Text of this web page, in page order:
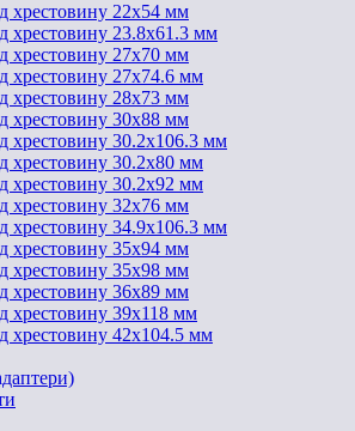
хрестовину 22х54 мм
хрестовину 23.8х61.3 мм
хрестовину 27х70 мм
хрестовину 27х74.6 мм
хрестовину 28х73 мм
хрестовину 30х88 мм
хрестовину 30.2х106.3 мм
хрестовину 30.2х80 мм
хрестовину 30.2х92 мм
хрестовину 32х76 мм
хрестовину 34.9х106.3 мм
хрестовину 35х94 мм
хрестовину 35х98 мм
хрестовину 36х89 мм
хрестовину 39х118 мм
хрестовину 42х104.5 мм